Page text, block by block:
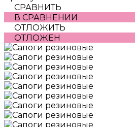
СРАВНИТЬ
В СРАВНЕНИИ
ОТЛОЖИТЬ
ОТЛОЖЕН